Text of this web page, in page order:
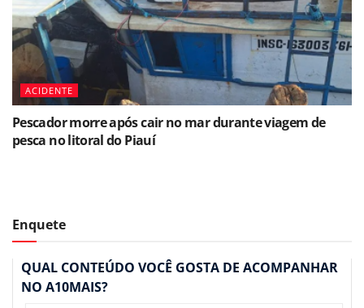
ACIDENTE
Pescador morre após cair no mar durante viagem de
pesca no litoral do Piauí
Enquete
QUAL CONTEÚDO VOCÊ GOSTA DE ACOMPANHAR
NO A10MAIS?